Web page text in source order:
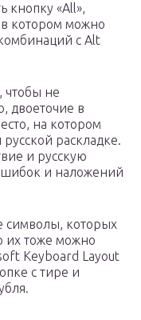
кнопку «All»,
котором можно
с Alt
чтобы не
двоеточие в
на котором
раскладке.
и русскую
и наложений
символы, которых
их тоже можно
Keyboard Layout
с тире и